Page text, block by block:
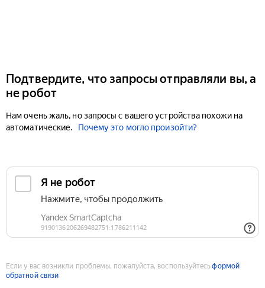
Подтвердите, что запросы отправляли вы, а
не робот
Нам очень жаль, но запросы с вашего устройства похожи на
автоматические.
Почему это могло произойти?
Если у вас возникли проблемы, пожалуйста, воспользуйтесьформой
обратной связи